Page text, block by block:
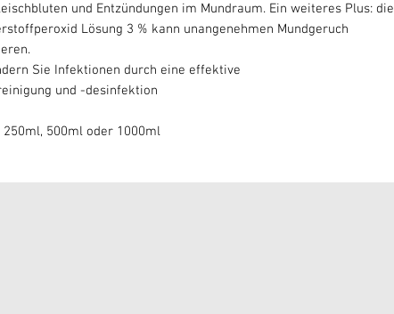
und Entzündungen im Mundraum. Ein weiteres Plus: die
Lösung 3 % kann unangenehmen Mundgeruch
Sie Infektionen durch eine effektive
und -desinfektion
250ml, 500ml oder 1000ml